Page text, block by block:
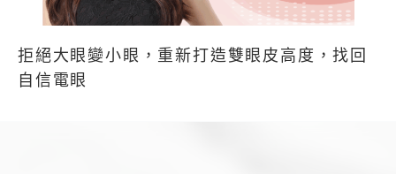
拒絕大眼變小眼，重新打造雙眼皮高度，找回
自信電眼